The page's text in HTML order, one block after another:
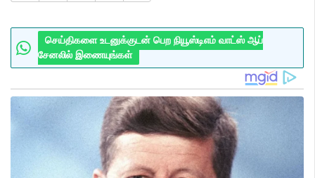
செய்திகளை உடனுக்குடன் பெற நியூஸ்டிஎம் வாட்ஸ் ஆப்
சேனலில் இணையுங்கள்